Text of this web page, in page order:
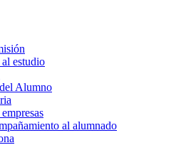
estudio
Alumno
al alumnado